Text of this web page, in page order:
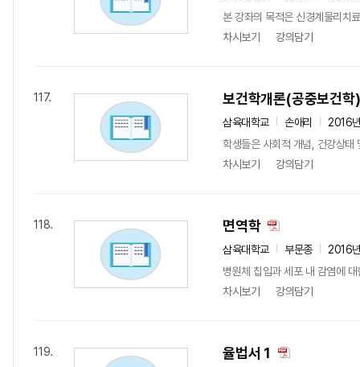
본 강좌의 목적은 신경계물리치
차시보기
강의담기
117. 보건학개론(공중보건학)
삼육대학교 손애리
2016
학생들은 사회적 개념, 건강상태
차시보기
강의담기
118. 면역학
삼육대학교 부문종
2016
병원체 칩입과 세포 내 감염에
차시보기
강의담기
119. 율법서 1